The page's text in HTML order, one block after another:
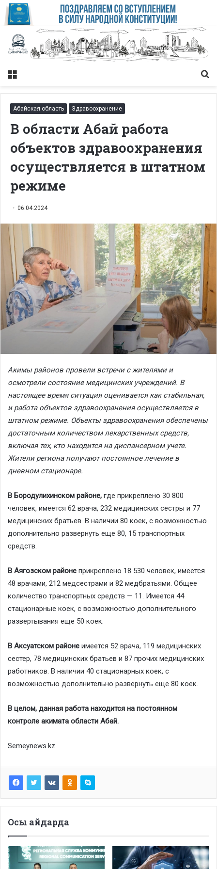
Меню
Абайская область Здравоохранение
В области Абай работа
объектов здравоохранения
осуществляется в штатном
режиме
06.04.2024
Акимы районов провели встречи с жителями и
осмотрели состояние медицинских учреждений. В
настоящее время ситуация оценивается как стабильная,
и работа объектов здравоохранения осуществляется в
штатном режиме. Объекты здравоохранения обеспечены
достаточным количеством лекарственных средств,
включая тех, кто находится на диспансерном учете.
Жители региона получают постоянное лечение в
дневном стационаре.
В Бородулихинском районе, где прикреплено 30 800
человек, имеется 62 врача, 232 медицинских сестры и 77
медицинских братьев. В наличии 80 коек, с возможностью
дополнительно развернуть еще 80, 15 транспортных
средств.
В Аягозском районе прикреплено 18 530 человек, имеется
48 врачами, 212 медсестрами и 82 медбратьями. Общее
количество транспортных средств — 11. Имеется 44
стационарные коек, с возможностью дополнительного
развертывания еще 50 коек.
В Аксуатском районе имеется 52 врача, 119 медицинских
сестер, 78 медицинских братьев и 87 прочих медицинских
работников. В наличии 40 стационарных коек, с
возможностью дополнительно развернуть еще 80 коек.
В целом, данная работа находится на постоянном
контроле акимата области Абай.
Semeynews.kz
Осы айдарда